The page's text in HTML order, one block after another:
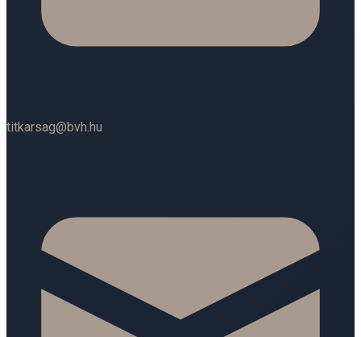
titkarsag@bvh.hu